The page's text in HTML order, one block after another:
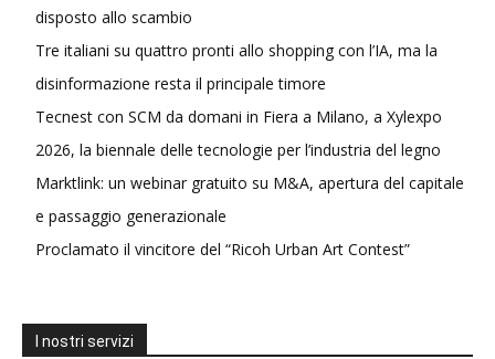
disposto allo scambio
Tre italiani su quattro pronti allo shopping con l’IA, ma la
disinformazione resta il principale timore
Tecnest con SCM da domani in Fiera a Milano, a Xylexpo
2026, la biennale delle tecnologie per l’industria del legno
Marktlink: un webinar gratuito su M&A, apertura del capitale
e passaggio generazionale
Proclamato il vincitore del “Ricoh Urban Art Contest”
I nostri servizi